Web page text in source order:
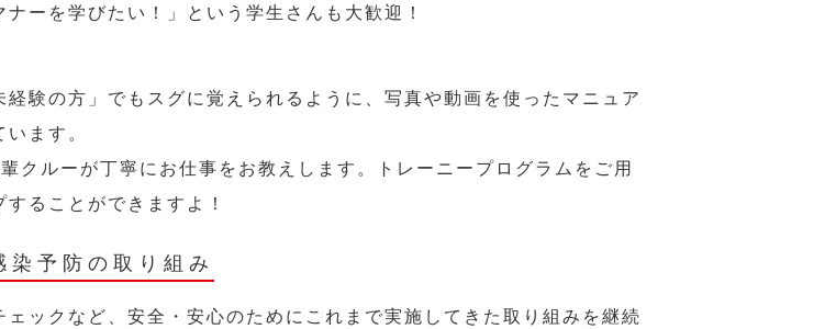
ーを学びたい！」という学生さんも大歓迎！
験の方」でもスグに覚えられるように、写真や動画を使ったマニュア
ます。
クルーが丁寧にお仕事をお教えします。トレーニープログラムをご用
ることができますよ！
染予防の取り組み
ックなど、安全・安心のためにこれまで実施してきた取り組みを継続